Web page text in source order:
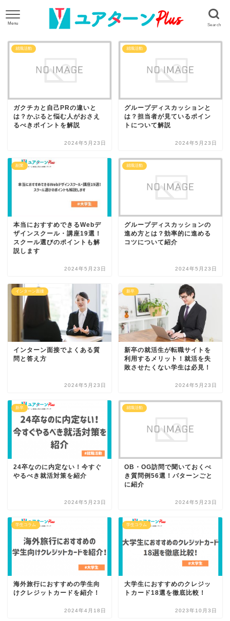
就職活動
ガクチカと自己PRの違いと
は？かぶると悩む人がおさえ
るべきポイントを解説
2024年5月23日
就職活動
グループディスカッションと
は？担当者が見ているポイン
トについて解説
2024年5月23日
副業
本当におすすめできるWebデ
ザインスクール・講座19選！
スクール選びのポイントも解
説します
2024年5月23日
就職活動
グループディスカッションの
進め方とは？効率的に進める
コツについて紹介
2024年5月23日
インターン面接
インターン面接でよくある質
問と答え方
2024年5月23日
新卒
新卒の就活生が転職サイトを
利用するメリット！就活を失
敗させたくない学生は必見！
2024年5月23日
新卒
24卒なのに内定ない！今すぐ
やるべき就活対策を紹介
2024年5月23日
就職活動
OB・OG訪問で聞いておくべ
き質問例56選！パターンごと
に紹介
2024年5月23日
学生コラム
海外旅行におすすめの学生向
けクレジットカードを紹介！
2024年4月18日
学生コラム
大学生におすすめのクレジッ
トカード18選を徹底比較！
2023年10月3日